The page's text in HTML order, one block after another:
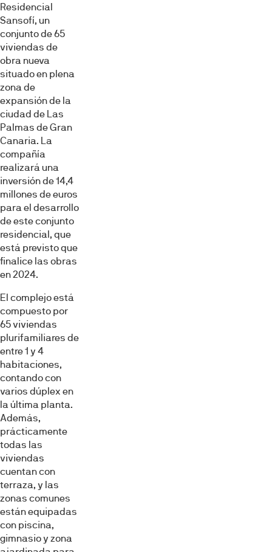
Residencial
Sansofí, un
conjunto de 65
viviendas de
obra nueva
situado en plena
zona de
expansión de la
ciudad de Las
Palmas de Gran
Canaria. La
compañía
realizará una
inversión de 14,4
millones de euros
para el desarrollo
de este conjunto
residencial, que
está previsto que
finalice las obras
en 2024.
El complejo está
compuesto por
65 viviendas
plurifamiliares de
entre 1 y 4
habitaciones,
contando con
varios dúplex en
la última planta.
Además,
prácticamente
todas las
viviendas
cuentan con
terraza, y las
zonas comunes
están equipadas
con piscina,
gimnasio y zona